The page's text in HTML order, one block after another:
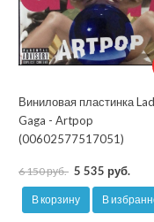
Виниловая пластинка
Gaga - Artpop
(00602577517051)
6 150 руб. 5 535 руб.
В корзину В